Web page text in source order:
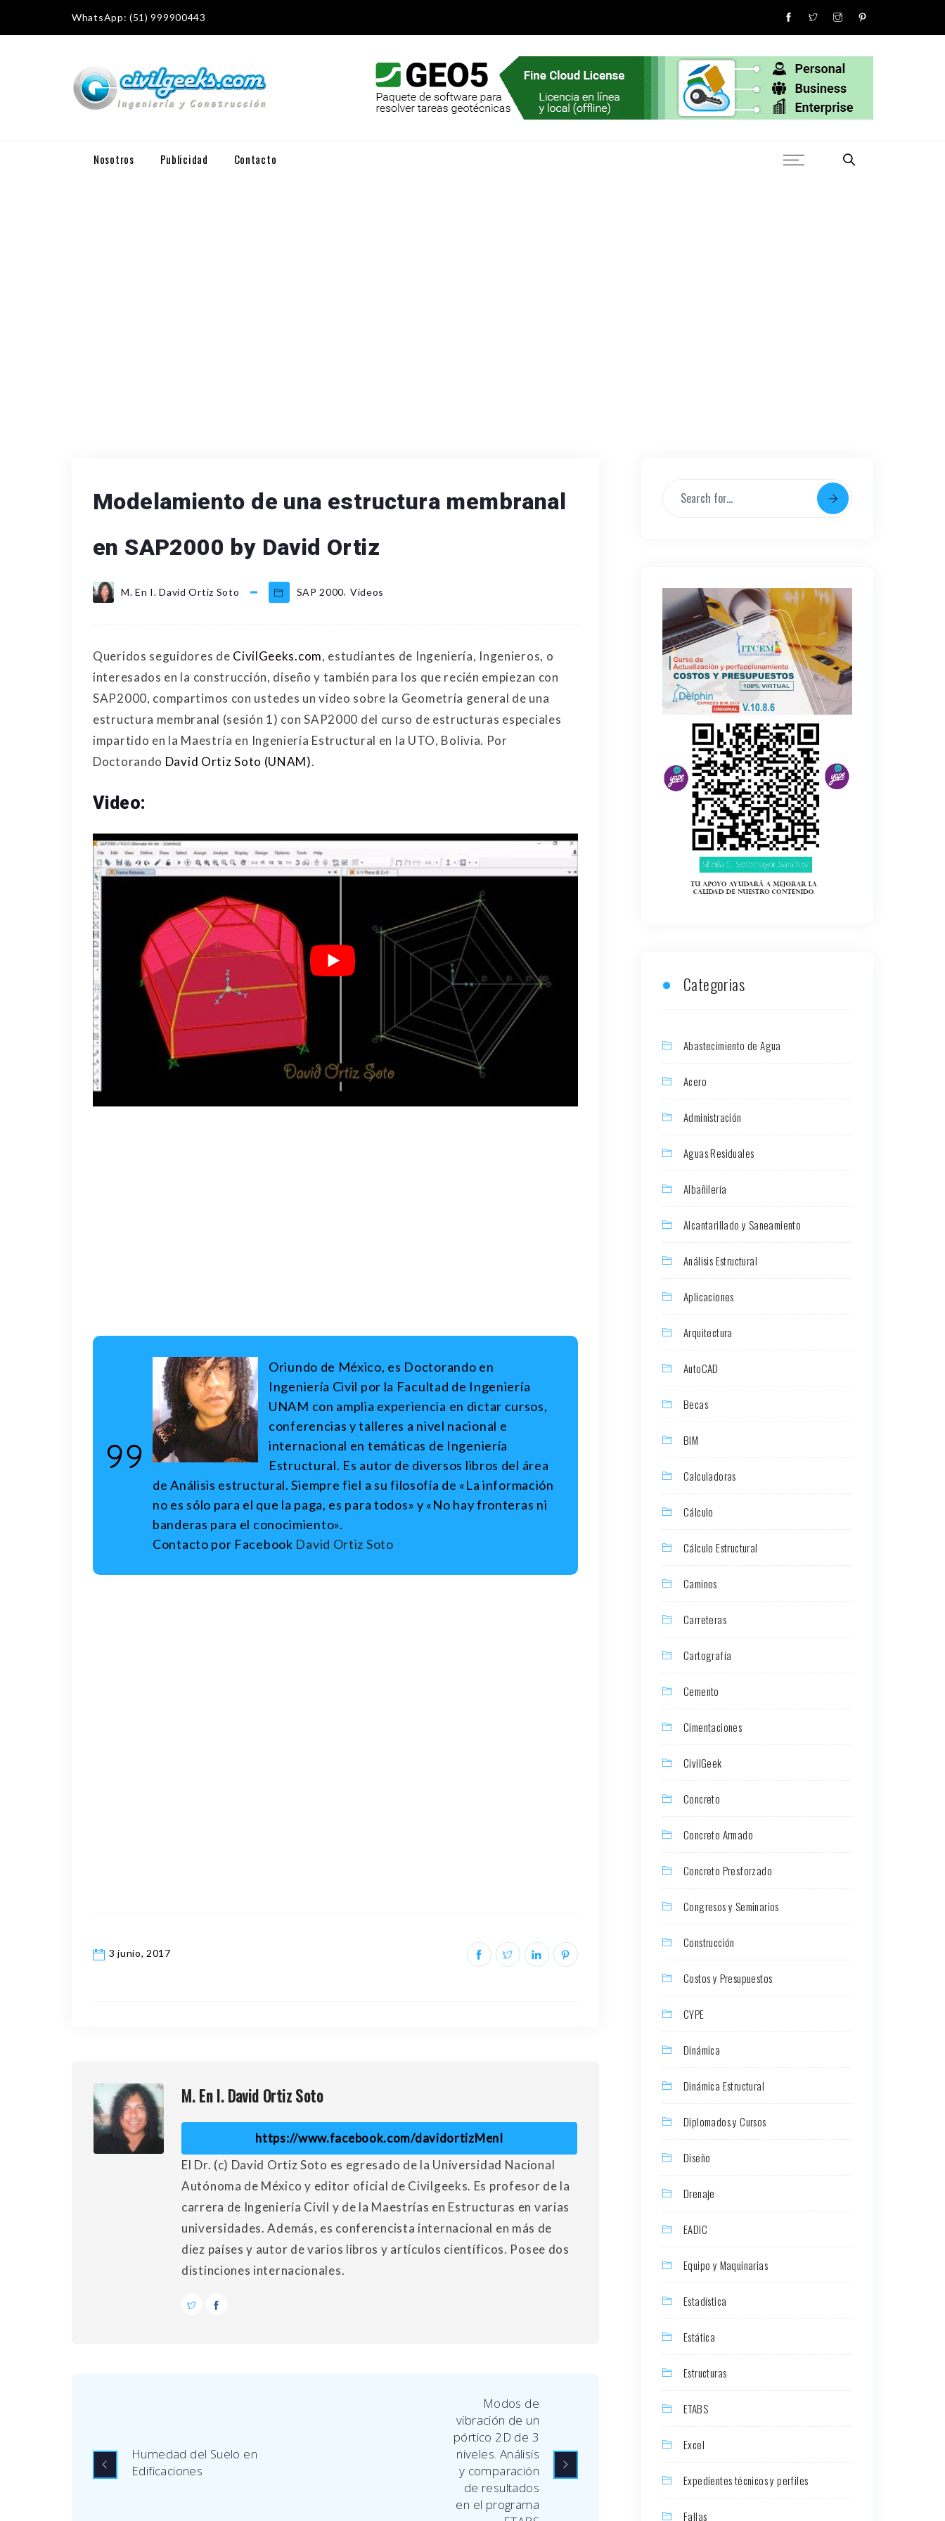
WhatsApp: (51) 999900443
Nosotros Publicidad Contacto
Modelamiento de una estructura membranal
en SAP2000 by David Ortiz
M. En I. David Ortiz Soto SAP 2000, Videos
Queridos seguidores de CivilGeeks.com, estudiantes de Ingeniería, Ingenieros, o
interesados en la construcción, diseño y también para los que recién empiezan con
SAP2000, compartimos con ustedes un video sobre la Geometría general de una
estructura membranal (sesión 1) con SAP2000 del curso de estructuras especiales
impartido en la Maestría en Ingeniería Estructural en la UTO, Bolivia. Por
Doctorando David Ortiz Soto (UNAM).
Video:
Oriundo de México, es Doctorando en
Ingeniería Civil por la Facultad de Ingeniería
UNAM con amplia experiencia en dictar cursos,
conferencias y talleres a nivel nacional e
internacional en temáticas de Ingeniería
Estructural. Es autor de diversos libros del área
de Análisis estructural. Siempre fiel a su filosofía de «La información
no es sólo para el que la paga, es para todos» y «No hay fronteras ni
banderas para el conocimiento».
Contacto por Facebook David Ortiz Soto
3 junio, 2017
M. En I. David Ortiz Soto
https://www.facebook.com/davidortizMenI
El Dr. (c) David Ortiz Soto es egresado de la Universidad Nacional
Autónoma de México y editor oficial de Civilgeeks. Es profesor de la
carrera de Ingeniería Civil y de la Maestrías en Estructuras en varias
universidades. Además, es conferencista internacional en más de
diez países y autor de varios libros y artículos científicos. Posee dos
distinciones internacionales.
Humedad del Suelo en
Edificaciones
Modos de
vibración de un
pórtico 2D de 3
niveles. Análisis
y comparación
de resultados
en el programa
Categorias
Abastecimiento de Agua
Acero
Administración
Aguas Residuales
Albañilería
Alcantarillado y Saneamiento
Análisis Estructural
Aplicaciones
Arquitectura
AutoCAD
Becas
BIM
Calculadoras
Cálculo
Cálculo Estructural
Caminos
Carreteras
Cartografía
Cemento
Cimentaciones
CivilGeek
Concreto
Concreto Armado
Concreto Presforzado
Congresos y Seminarios
Construcción
Costos y Presupuestos
CYPE
Dinámica
Dinámica Estructural
Diplomados y Cursos
Diseño
Drenaje
EADIC
Equipo y Maquinarias
Estadística
Estática
Estructuras
ETABS
Excel
Expedientes técnicos y perfiles
Fallas